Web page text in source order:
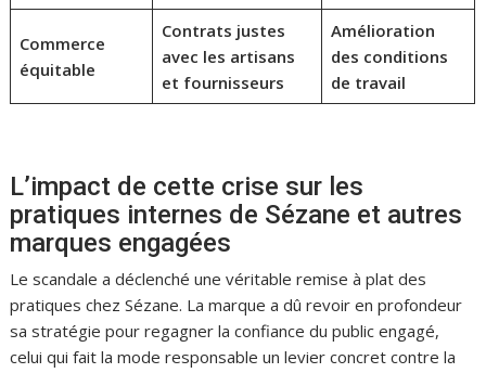
Commerce
équitable
Contrats justes
avec les artisans
et fournisseurs
Amélioration
des conditions
de travail
L’impact de cette crise sur les
pratiques internes de Sézane et autres
marques engagées
Le scandale a déclenché une véritable remise à plat des
pratiques chez Sézane. La marque a dû revoir en profondeur
sa stratégie pour regagner la confiance du public engagé,
celui qui fait la mode responsable un levier concret contre la